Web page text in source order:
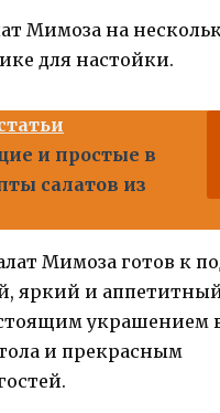
Мимоза на
для настойки.
и простые в
салатов из
Мимоза готов к
яркий и
украшением
и прекрасным